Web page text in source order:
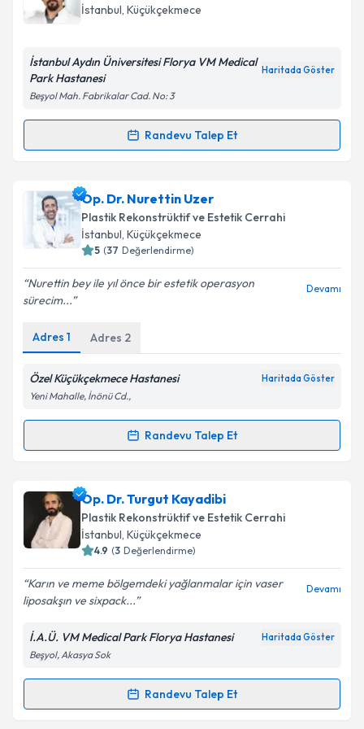
almanız için bir takvim hazırlandığında e-posta ile
bilgilendireceğiz.
E-posta Adresiniz
Kişisel verilerimin işlenmesine ilişkin
Metni'ni okudum ve kişisel verilerimin belirtilen
Takvim Talebini Gönder
İstanbul, Küçükçekmece
İstanbul Aydın Üniversitesi Florya VM Medical
Park Hastanesi
Haritada Göster
Beşyol Mah. Fabrikalar Cad. No: 3
Randevu Talep Et
Randevu Takvimi Talebi
Dr. Öğr. Üyesi Murat Diyarbakırlıoğlu
takvimi talebi oluşturun. Size bu uzmandan randevu
almanız için bir takvim hazırlandığında e-posta ile
bilgilendireceğiz.
E-posta Adresiniz
Kişisel verilerimin işlenmesine ilişkinAydınlatma
Metni'ni okudum ve kişisel verilerimin belirtilen
kapsamda işlenmesini kabul ediyorum.
Takvim Talebini Gönder
Op. Dr. Nurettin Uzer
Plastik Rekonstrüktif ve Estetik Cerrahi
İstanbul, Küçükçekmece
5 (37 Değerlendirme)
Nurettin bey ile yıl önce bir estetik operasyon
sürecim...
Devamı
Adres 1 Adres 2
Özel Küçükçekmece Hastanesi Haritada Göster
Yeni Mahalle, İnönü Cd.,
Randevu Talep Et
Randevu Takvimi Talebi
Op. Dr. Nurettin Uzeriçin randevu takvimi talebi
oluşturun. Size bu uzmandan randevu almanız için bir
takvim hazırlandığında e-posta ile bilgilendireceğiz.
Kişisel verilerimin işlenmesine ilişkin
Aydınlatma
Metni'ni okudum ve kişisel verilerimin belirtilen
kapsamda işlenmesini kabul ediyorum.
Op. Dr. Turgut Kayadibi
Plastik Rekonstrüktif ve Estetik Cerrahi
İstanbul, Küçükçekmece
4.9 (3 Değerlendirme)
Karın ve meme bölgemdeki yağlanmalar için vaser
liposakşın ve sixpack...
Devamı
İ.A.Ü. VM Medical Park Florya Hastanesi Haritada Göster
Beşyol, Akasya Sok
Randevu Talep Et
Randevu Takvimi Talebi